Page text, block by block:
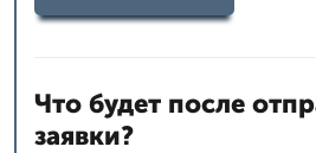
Что будет после
заявки?